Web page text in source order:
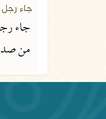
جاء
جاء
من